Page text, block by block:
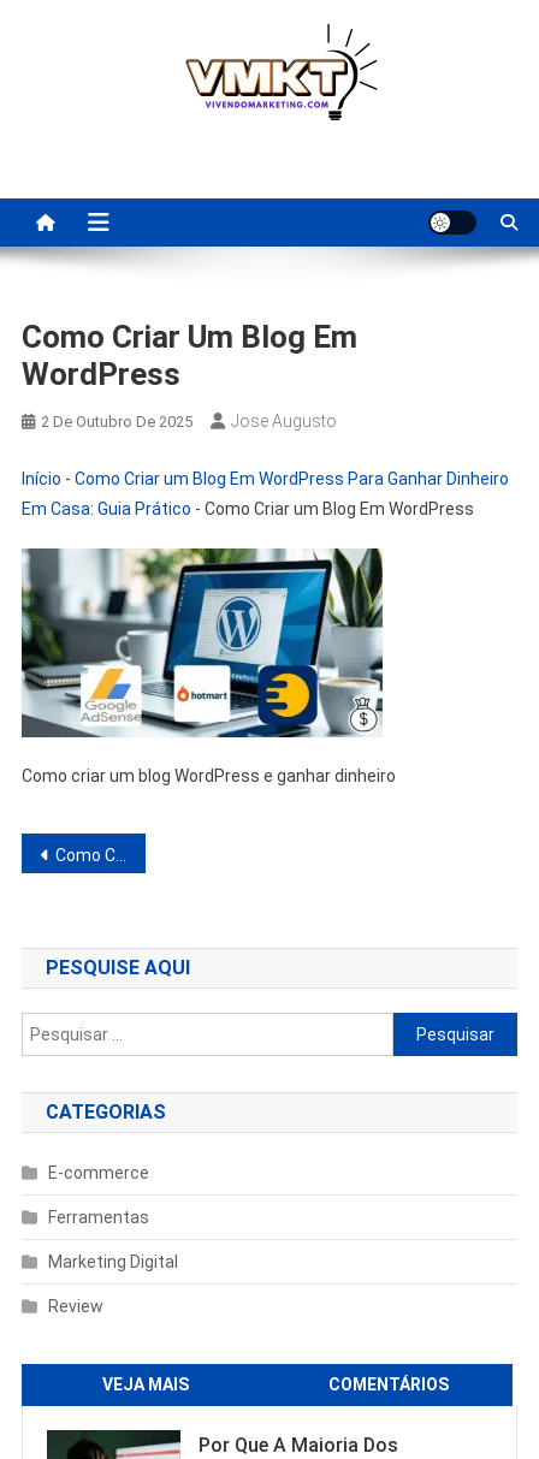
Para Revenda | Vivendo
Marketing
Como Criar Um Blog Em
WordPress
2 De Outubro De 2025 Jose Augusto
Início - Como Criar um Blog Em WordPress Para Ganhar Dinheiro
Em Casa: Guia Prático - Como Criar um Blog Em WordPress
Como criar um blog WordPress e ganhar dinheiro
Navegação
Post
Como Criar um Blog Em WordPress Para Ganhar Dinheiro Em Casa: Guia Prático
PESQUISE AQUI
Pesquisar
por:
CATEGORIAS
E-commerce
Ferramentas
Marketing Digital
Review
VEJA MAIS COMENTÁRIOS
Por Que A Maioria Dos